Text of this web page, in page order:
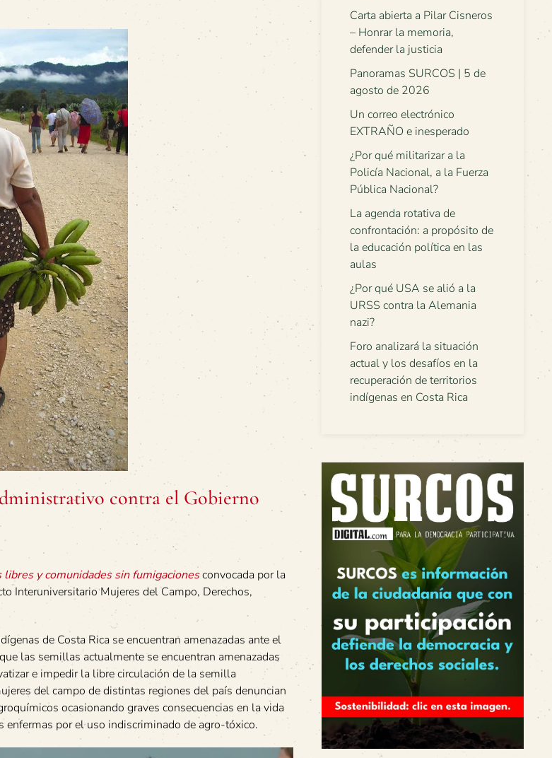
contra el Gobierno
y comunidades sin fumigacionesconvocada por la
Interuniversitario Mujeres del Campo, Derechos,
de Costa Rica se encuentran amenazadas ante el
las semillas actualmente se encuentran amenazadas
e impedir la libre circulación de la semilla
del campo de distintas regiones del país denuncian
ocasionando graves consecuencias en la vida
enfermas por el uso indiscriminado de agro-tóxico.
Carta abierta a Pilar Cisneros
– Honrar la memoria,
defender la justicia
Panoramas SURCOS | 5 de
agosto de 2026
Un correo electrónico
EXTRAÑO e inesperado
¿Por qué militarizar a la
Policía Nacional, a la Fuerza
Pública Nacional?
La agenda rotativa de
confrontación: a propósito de
la educación política en las
aulas
¿Por qué USA se alió a la
URSS contra la Alemania
nazi?
Foro analizará la situación
actual y los desafíos en la
recuperación de territorios
indígenas en Costa Rica